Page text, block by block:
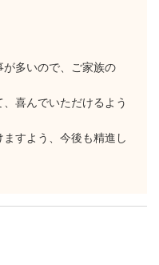
多いので、ご家族の
喜んでいただけるよう
すよう、今後も精進し